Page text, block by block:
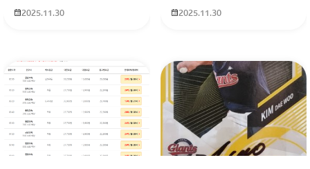
2025.11.30 2025.11.30